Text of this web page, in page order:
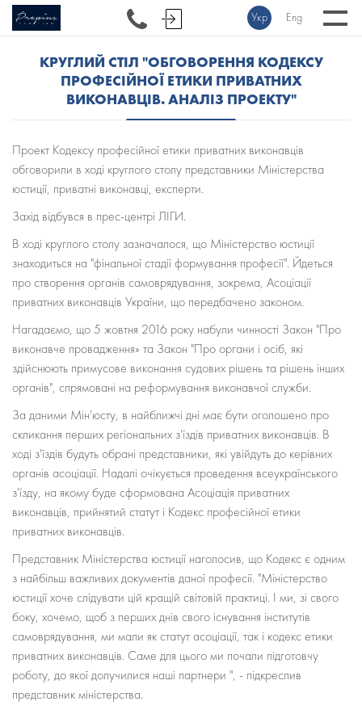
Укр Eng
КРУГЛИЙ СТІЛ "ОБГОВОРЕННЯ КОДЕКСУ
ПРОФЕСІЙНОЇ ЕТИКИ ПРИВАТНИХ
ВИКОНАВЦІВ. АНАЛІЗ ПРОЕКТУ"
Проект Кодексу професійної етики приватних виконавців
обговорили в ході круглого столу представники Міністерства
юстиції, приватні виконавці, експерти.
Захід відбувся в прес-центрі ЛІГИ.
В ході круглого столу зазначалося, що Міністерство юстиції
знаходиться на "фінальної стадії формування професії". Йдеться
про створення органів самоврядування, зокрема, Асоціації
приватних виконавців України, що передбачено законом.
Нагадаємо, що 5 жовтня 2016 року набули чинності Закон "Про
виконавче провадження» та Закон "Про органи і осіб, які
здійснюють примусове виконання судових рішень та рішень інших
органів", спрямовані на реформування виконавчої служби.
За даними Мін'юсту, в найближчі дні має бути оголошено про
скликання перших регіональних з'їздів приватних виконавців. В
ході з'їздів будуть обрані представники, які увійдуть до керівних
органів асоціації. Надалі очікується проведення всеукраїнського
з'їзду, на якому буде сформована Асоціація приватних
виконавців, прийнятий статут і Кодекс професійної етики
приватних виконавців.
Представник Міністерства юстиції наголосив, що Кодекс є одним
з найбільш важливих документів даної професії. "Міністерство
юстиції хоче слідувати цій кращій світовій практиці. І ми, зі свого
боку, хочемо, щоб з перших днів свого існування інститутів
самоврядування, ми мали як статут асоціації, так і кодекс етики
приватних виконавців. Саме для цього ми почали підготовчу
роботу, до якої долучилися наші партнери ", - підкреслив
представник міністерства.